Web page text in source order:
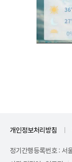
개인정보처리방침
정기간행등록번호 :